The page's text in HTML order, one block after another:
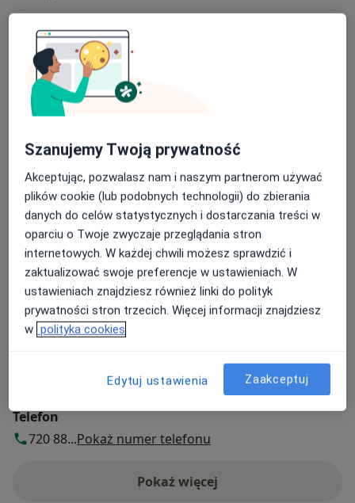
Adres 1 Adres 2
Falkowski Dental Clinic
aleja "Solidarności" 155,
Powiększ mapę
Dostępność
Pokaż kalendarz
Płatność online akceptowana
Oszczędź swój czas przed wizytą.
Metody płatności (wizyty prywatne)
Płatność online akceptowana
Szczegóły
Telefon
720 88...Pokaż numer telefonu
Pokaż więcej
o adresie
Szanujemy Twoją prywatność
Akceptując, pozwalasz nam i naszym partnerom używać
plików cookie (lub podobnych technologii) do zbierania
danych do celów statystycznych i dostarczania treści w
oparciu o Twoje zwyczaje przeglądania stron
internetowych. W każdej chwili możesz sprawdzić i
zaktualizować swoje preferencje w ustawieniach. W
ustawieniach znajdziesz również linki do polityk
prywatności stron trzecich. Więcej informacji znajdziesz
w polityka cookies
Edytuj ustawienia Zaakceptuj